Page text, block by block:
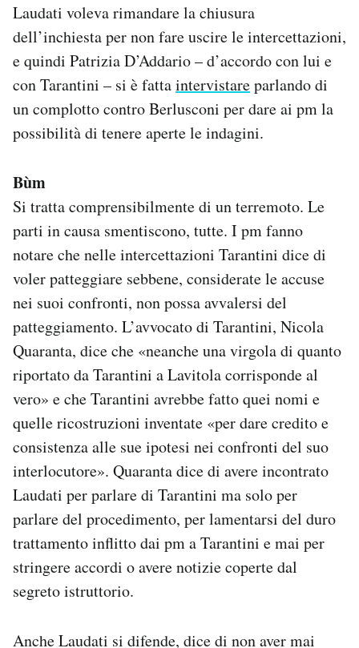
Laudati voleva rimandare la chiusura
dell’inchiesta per non fare uscire le intercettazioni,
e quindi Patrizia D’Addario – d’accordo con lui e
con Tarantini – si è fattaintervistareparlando di
un complotto contro Berlusconi per dare ai pm la
possibilità di tenere aperte le indagini.
Bùm
Si tratta comprensibilmente di un terremoto. Le
parti in causa smentiscono, tutte. I pm fanno
notare che nelle intercettazioni Tarantini dice di
voler patteggiare sebbene, considerate le accuse
nei suoi confronti, non possa avvalersi del
patteggiamento. L’avvocato di Tarantini, Nicola
Quaranta, dice che «neanche una virgola di quanto
riportato da Tarantini a Lavitola corrisponde al
vero» e che Tarantini avrebbe fatto quei nomi e
quelle ricostruzioni inventate «per dare credito e
consistenza alle sue ipotesi nei confronti del suo
interlocutore». Quaranta dice di avere incontrato
Laudati per parlare di Tarantini ma solo per
parlare del procedimento, per lamentarsi del duro
trattamento inflitto dai pm a Tarantini e mai per
stringere accordi o avere notizie coperte dal
segreto istruttorio.
Anche Laudati si difende, dice di non aver mai